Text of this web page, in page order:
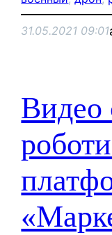
31.05.2021 09:01
Видео